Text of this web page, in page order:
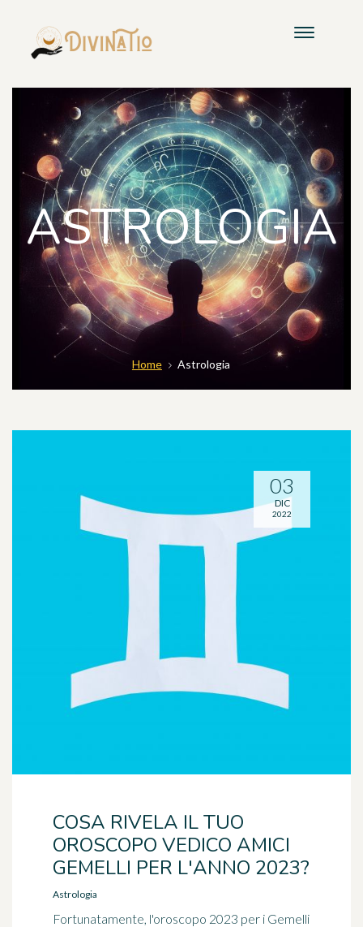
ASTROLOGIA
Home Astrologia
COSA RIVELA IL TUO
OROSCOPO VEDICO AMICI
GEMELLI PER L'ANNO 2023?
Astrologia
Fortunatamente, l'oroscopo 2023 per i Gemelli
03
DIC
2022